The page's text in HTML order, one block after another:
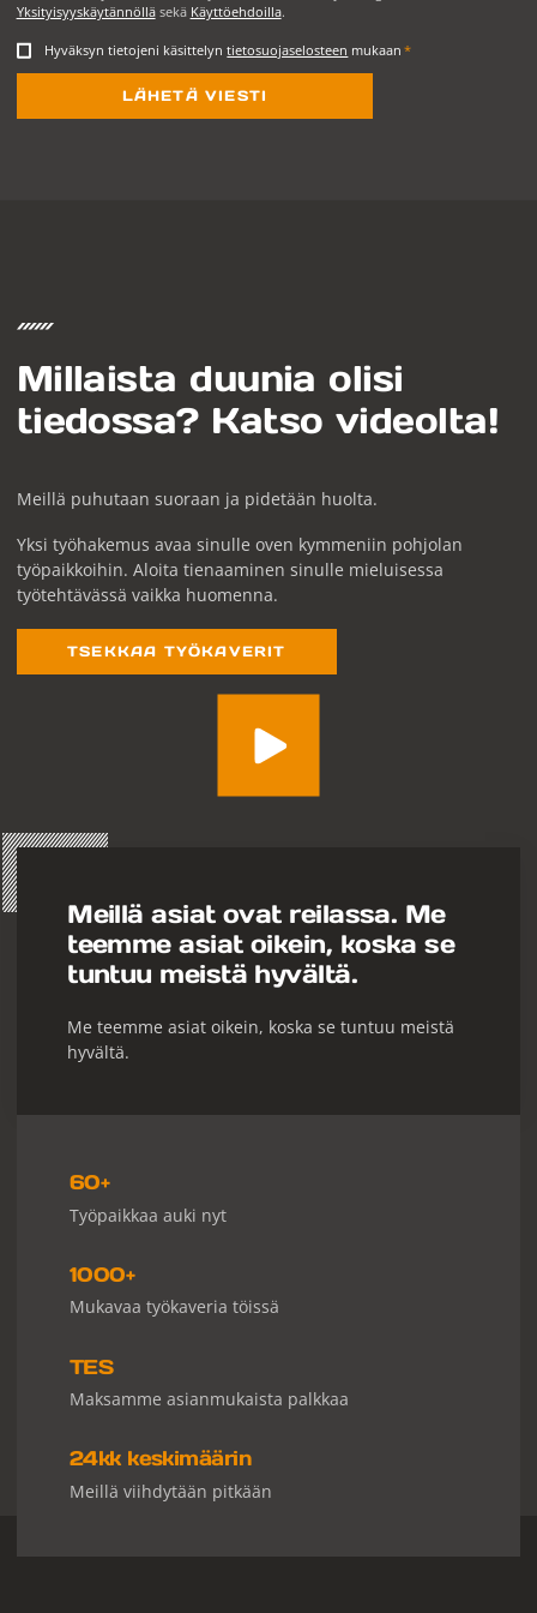
Yksityisyyskäytännölläsekä Käyttöehdoilla.
Hyväksyn tietojeni käsittelyntietosuojaselosteen mukaan *
Millaista duunia olisi
tiedossa? Katso videolta!
Meillä puhutaan suoraan ja pidetään huolta.
Yksi työhakemus avaa sinulle oven kymmeniin pohjolan
työpaikkoihin. Aloita tienaaminen sinulle mieluisessa
työtehtävässä vaikka huomenna.
TSEKKAA TYÖKAVERIT
Meillä asiat ovat reilassa. Me
teemme asiat oikein, koska se
tuntuu meistä hyvältä.
Me teemme asiat oikein, koska se tuntuu meistä
hyvältä.
60+
Työpaikkaa auki nyt
1000+
Mukavaa työkaveria töissä
TES
Maksamme asianmukaista palkkaa
24kk keskimäärin
Meillä viihdytään pitkään